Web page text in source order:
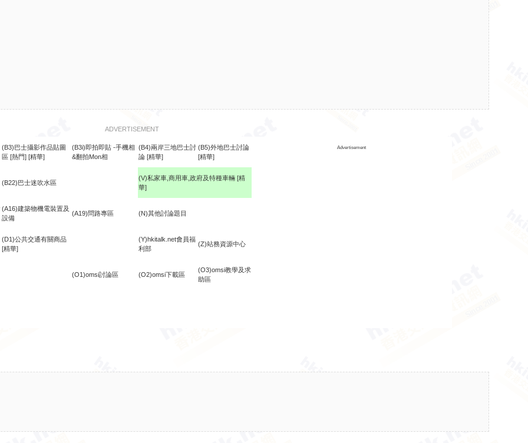
ADVERTISEMENT
(B3)巴士攝影作品貼圖
區 [熱門] [精華]
(B3i)即拍即貼 -手機相
&翻拍Mon相
(B4)兩岸三地巴士討
論 [精華]
(B5)外地巴士討論
[精華]
Advertisement
(B22)巴士迷吹水區
(V)私家車,商用車,政府及特種車輛 [精
華]
(A16)建築物機電裝置及
設備
(A19)問路專區 (N)其他討論題目
(D1)公共交通有關商品
[精華]
(Y)hkitalk.net會員福
利部
(Z)站務資源中心
(O1)omsi討論區 (O2)omsi下載區
(O3)omsi教學及求
助區